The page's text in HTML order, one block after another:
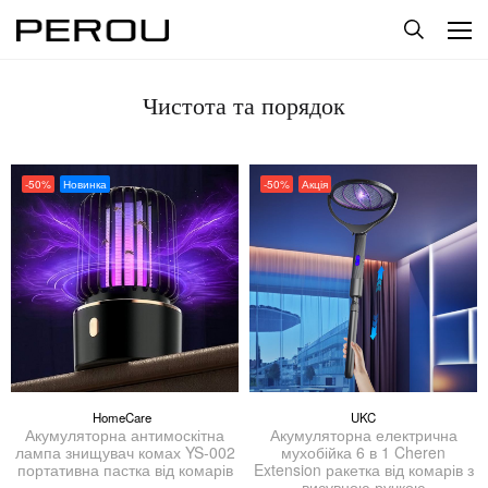
Чистота та порядок
-50% Новинка
HomeCare
Акумуляторна антимоскітна
лампа знищувач комах YS-002
портативна пастка від комарів
-50% Акція
UKC
Акумуляторна електрична
мухобійка 6 в 1 Cheren
Extension ракетка від комарів з